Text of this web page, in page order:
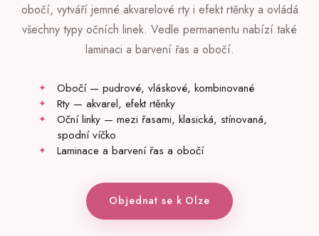
obočí, vytváří jemné akvarelové rty i efekt rtěnky a ovládá
všechny typy očních linek. Vedle permanentu nabízí také
laminaci a barvení řas a obočí.
Obočí — pudrové, vláskové, kombinované
Rty — akvarel, efekt rtěnky
Oční linky — mezi řasami, klasická, stínovaná,
spodní víčko
Laminace a barvení řas a obočí
Objednat se k Olze